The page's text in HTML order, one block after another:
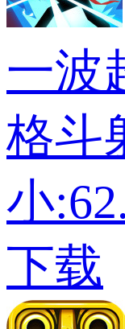
一波
格斗
小
下载